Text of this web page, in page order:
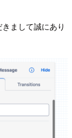
まして誠にあり